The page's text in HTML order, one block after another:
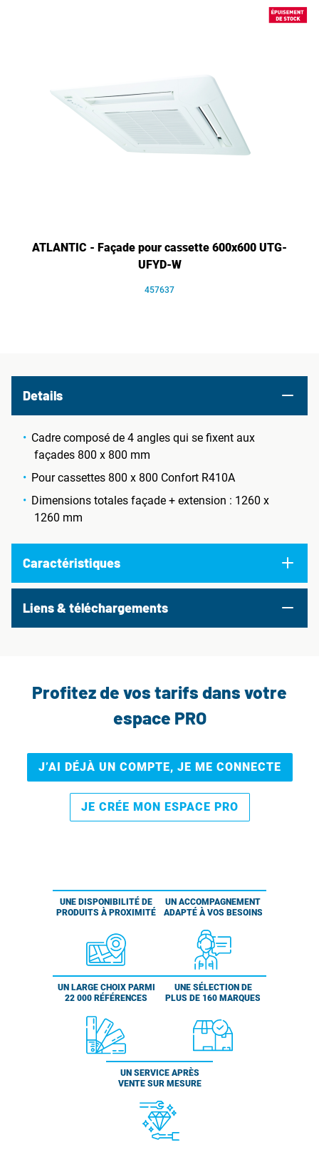
ATLANTIC - Façade pour cassette 600x600 UTG-
UFYD-W
457637
Details
Cadre composé de 4 angles qui se fixent aux
façades 800 x 800 mm
Pour cassettes 800 x 800 Confort R410A
Dimensions totales façade + extension : 1260 x
1260 mm
Caractéristiques
Liens & téléchargements
Profitez de vos tarifs dans votre
espace PRO
J’AI DÉJÀ UN COMPTE, JE ME CONNECTE
JE CRÉE MON ESPACE PRO
UNE DISPONIBILITÉ DE
PRODUITS À PROXIMITÉ
UN ACCOMPAGNEMENT
ADAPTÉ À VOS BESOINS
UN LARGE CHOIX PARMI
22 000 RÉFÉRENCES
UNE SÉLECTION DE
PLUS DE 160 MARQUES
UN SERVICE APRÈS
VENTE SUR MESURE